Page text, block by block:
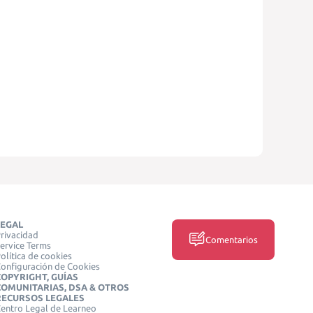
Terms
de cookies
de Cookies
GUÍAS
DSA & OTROS
LEGALES
Legal de Learneo
Comentarios